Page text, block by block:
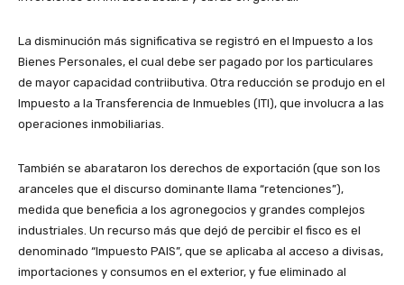
La disminución más significativa se registró en el Impuesto a los
Bienes Personales, el cual debe ser pagado por los particulares
de mayor capacidad contriibutiva. Otra reducción se produjo en el
Impuesto a la Transferencia de Inmuebles (ITI), que involucra a las
operaciones inmobiliarias.
También se abarataron los derechos de exportación (que son los
aranceles que el discurso dominante llama “retenciones”),
medida que beneficia a los agronegocios y grandes complejos
industriales. Un recurso más que dejó de percibir el fisco es el
denominado “Impuesto PAIS”, que se aplicaba al acceso a divisas,
importaciones y consumos en el exterior, y fue eliminado al